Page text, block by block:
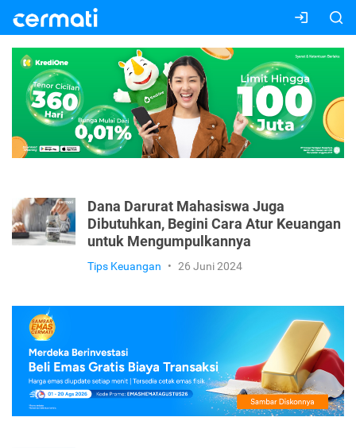
Dana Darurat Mahasiswa Juga
Dibutuhkan, Begini Cara Atur Keuangan
untuk Mengumpulkannya
Tips Keuangan • 26 Juni 2024